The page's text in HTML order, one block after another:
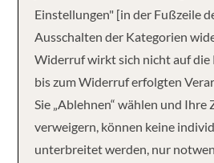
Ihre
7 NächteMSC
Abfahrt
Einstellungen" [in der Fußzeile
Ausschalten der Kategorien
Widerruf wirkt sich nicht auf die
bis zum Widerruf erfolgten
Sie „Ablehnen“ wählen und Ihre
verweigern, können keine
unterbreitet werden, nur